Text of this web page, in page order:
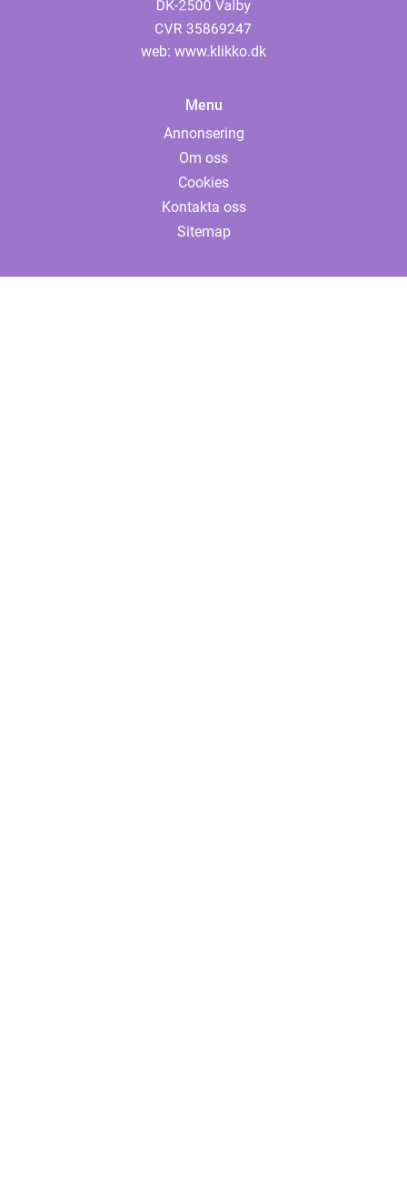
web: www.klikko.dk
Menu
Annonsering
Om oss
Cookies
Kontakta oss
Sitemap